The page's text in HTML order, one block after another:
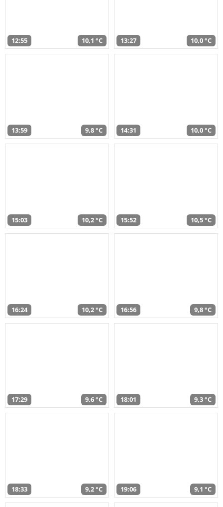
12:55 10,1 °C 13:27 10,0 °C
13:59 9,8 °C 14:31 10,0 °C
15:03 10,2 °C 15:52 10,5 °C
16:24 10,2 °C 16:56 9,8 °C
17:29 9,6 °C 18:01 9,3 °C
18:33 9,2 °C 19:06 9,1 °C